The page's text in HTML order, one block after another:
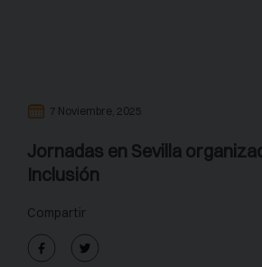
7 Noviembre, 2025
Jornadas en Sevilla
Inclusión
Compartir